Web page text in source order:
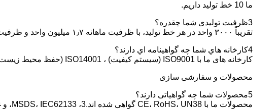
ما 10 خط تولید داریم.
3ظرفیت تولیدی شما چقدره؟
تقریباً ۳۰۰۰ واحد در هر خط تولید، با ظرفیت ماهانه ۱٫۷ میلیون واحد و ظرفیت سالانه ۲۰ میلیون واحد.
4کارخانه هاي شما چه گواهينامه اي دارند؟
کارخانه های ما با ISO9001 (سیستم کیفیت) ، ISO14001 (حفظ محیط زیست) ، ISO45001 (سلامت و ایمنی شغلی) و RBA (سیستم مسئولیت اجتماعی) گواهی شده اند.
محصولات و سفارشی سازی
5محصولات شما چه گواهیاتی دارند؟
محصولات ما با CE، RoHS، UN38 گواهی شده اند.3، MSDS، IEC62133، و غیره برای گواهینامه های خاص، ما می توانیم اسناد لازم یا پشتیبانی را برای کمک به شما ارائه دهیم.